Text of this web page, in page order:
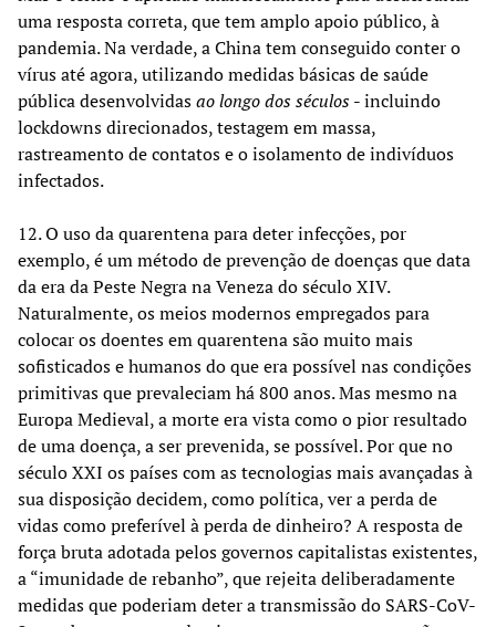
uma resposta correta, que tem amplo apoio público, à
pandemia. Na verdade, a China tem conseguido conter o
vírus até agora, utilizando medidas básicas de saúde
pública desenvolvidasao longo dos séculos- incluindo
lockdowns direcionados, testagem em massa,
rastreamento de contatos e o isolamento de indivíduos
infectados.
12. O uso da quarentena para deter infecções, por
exemplo, é um método de prevenção de doenças que data
da era da Peste Negra na Veneza do século XIV.
Naturalmente, os meios modernos empregados para
colocar os doentes em quarentena são muito mais
sofisticados e humanos do que era possível nas condições
primitivas que prevaleciam há 800 anos. Mas mesmo na
Europa Medieval, a morte era vista como o pior resultado
de uma doença, a ser prevenida, se possível. Por que no
século XXI os países com as tecnologias mais avançadas à
sua disposição decidem, como política, ver a perda de
vidas como preferível à perda de dinheiro? A resposta de
força bruta adotada pelos governos capitalistas existentes,
a “imunidade de rebanho”, que rejeita deliberadamente
medidas que poderiam deter a transmissão do SARS-CoV-